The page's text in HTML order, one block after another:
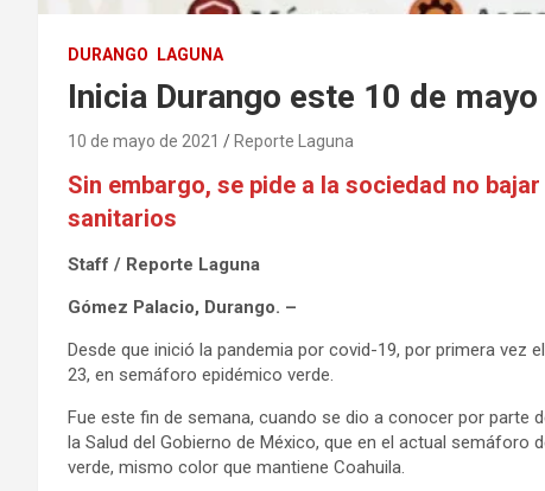
DURANGO LAGUNA
Inicia Durango este 10 de
10 de mayo de 2021 Reporte Laguna
Sin embargo, se pide a la sociedad no
sanitarios
Staff / Reporte Laguna
Gómez Palacio, Durango. –
Desde que inició la pandemia por covid-19, por primera vez
23, en semáforo epidémico verde.
Fue este fin de semana, cuando se dio a conocer por parte
la Salud del Gobierno de México, que en el actual
verde, mismo color que mantiene Coahuila.